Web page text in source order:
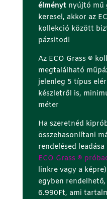
élményt nyújtó mű
keresel, akkor az
kollekció között
pázsitod!
Az ECO Grass ®
megtalálható
jelenleg 5 típus
készletről is,
méter
Ha szeretnéd
összehasonlítani
rendelésed
ECO Grass ®
linkre vagy a
egyben
6.990Ft, ami